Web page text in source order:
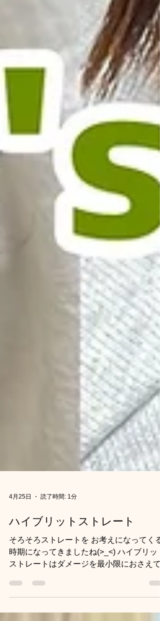
4月25日 読了時間: 1分
ハイブリットストレート
そろそろストレートを お考えになってくる
ストレートはダメージを最小限におさえて
自然なストレートになります(*^-^*) 是非お